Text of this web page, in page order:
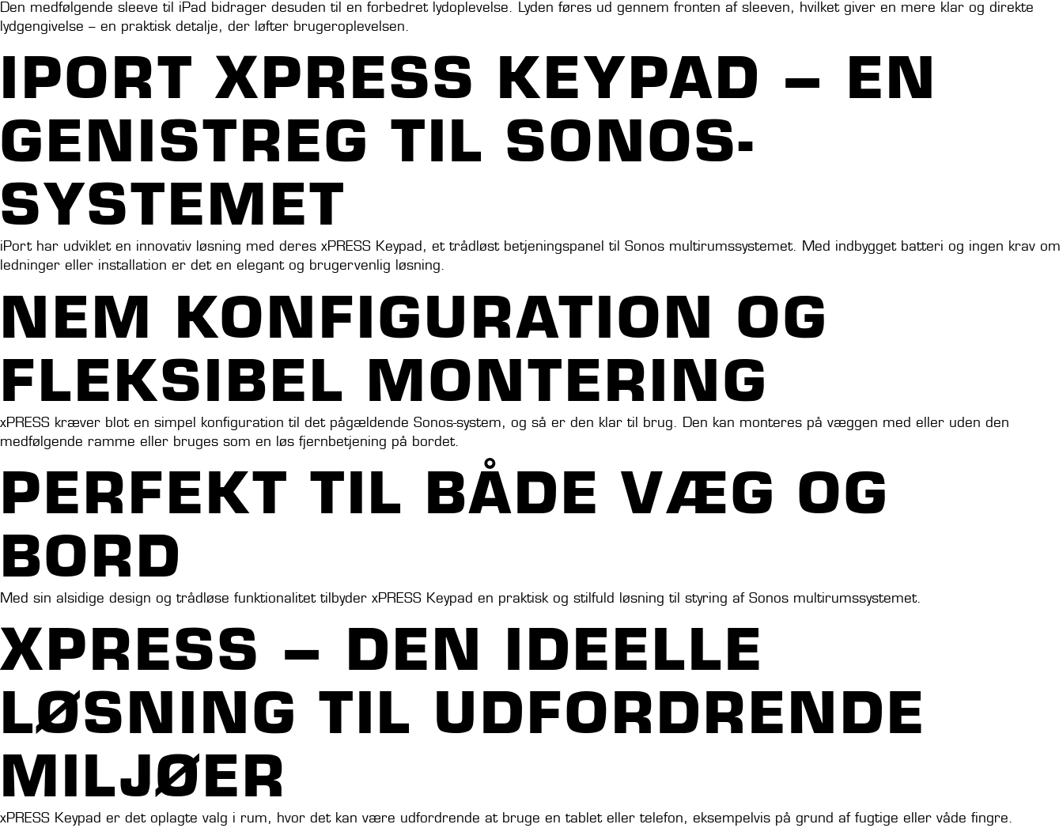
Den medfølgende sleeve til iPad bidrager desuden til en forbedret lydoplevelse. Lyden føres ud gennem fronten af sleeven, hvilket giver en mere klar og direkte
lydgengivelse – en praktisk detalje, der løfter brugeroplevelsen.
IPORT XPRESS KEYPAD – EN
GENISTREG TIL SONOS-
SYSTEMET
iPort har udviklet en innovativ løsning med deres xPRESS Keypad, et trådløst betjeningspanel til Sonos multirumssystemet. Med indbygget batteri og ingen krav om
ledninger eller installation er det en elegant og brugervenlig løsning.
NEM KONFIGURATION OG
FLEKSIBEL MONTERING
xPRESS kræver blot en simpel konfiguration til det pågældende Sonos-system, og så er den klar til brug. Den kan monteres på væggen med eller uden den
medfølgende ramme eller bruges som en løs fjernbetjening på bordet.
PERFEKT TIL BÅDE VÆG OG
BORD
Med sin alsidige design og trådløse funktionalitet tilbyder xPRESS Keypad en praktisk og stilfuld løsning til styring af Sonos multirumssystemet.
XPRESS – DEN IDEELLE
LØSNING TIL UDFORDRENDE
MILJØER
xPRESS Keypad er det oplagte valg i rum, hvor det kan være udfordrende at bruge en tablet eller telefon, eksempelvis på grund af fugtige eller våde fingre.